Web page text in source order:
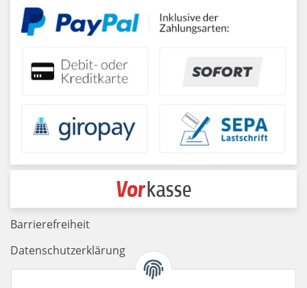
Barrierefreiheit
Datenschutzerklärung